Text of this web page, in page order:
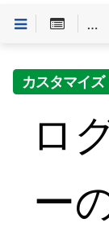
カスタマイズ
ロ
ー